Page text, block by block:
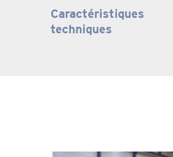
Caractéristiques
techniques